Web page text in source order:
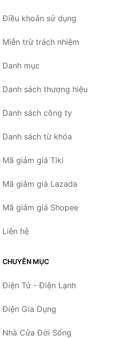
Điều khoản sử dụng
Miễn trừ trách nhiệm
Danh mục
Danh sách thương hiệu
Danh sách công ty
Danh sách từ khóa
Mã giảm giá Tiki
Mã giảm giá Lazada
Mã giảm giá Shopee
Liên hệ
CHUYÊN MỤC
Điện Tử - Điện Lạnh
Điện Gia Dụng
Nhà Cửa Đời Sống